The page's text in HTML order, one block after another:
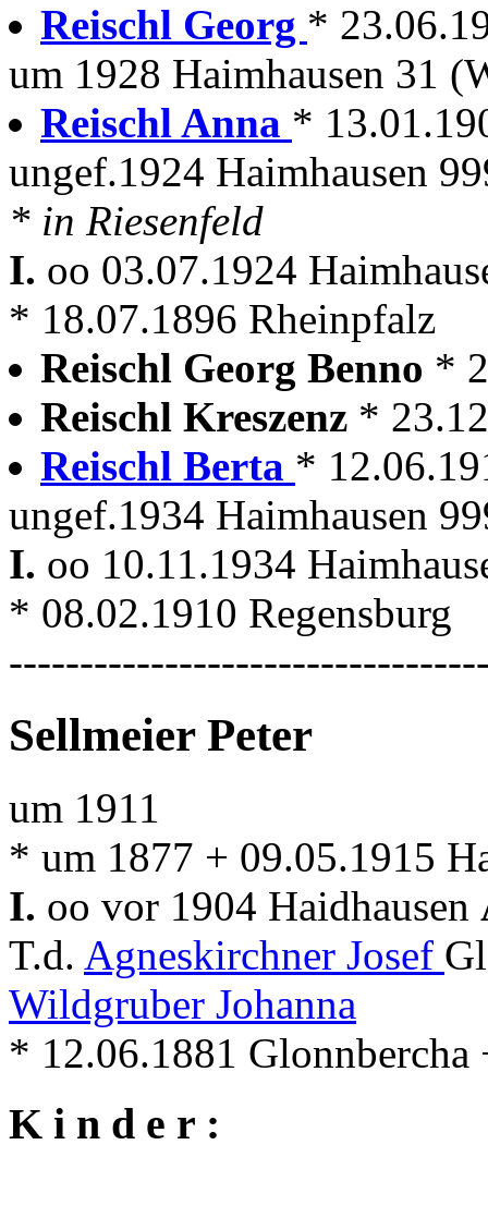
Reischl Georg *
um 1928 Haimhausen 31
Reischl Anna *
ungef.1924 Haimhausen
* in Riesenfeld
I. oo 03.07.1924
* 18.07.1896 Rheinpfalz
Reischl Georg Benno *
Reischl Kreszenz *
Reischl Berta *
ungef.1934 Haimhausen
I. oo 10.11.1934
* 08.02.1910 Regensburg
Sellmeier Peter
um 1911
* um 1877 + 09.05.1915
I. oo vor 1904 Haidhausen
T.d. Agneskirchner Josef
Wildgruber Johanna
* 12.06.1881 Glonnbercha
K i n d e r :